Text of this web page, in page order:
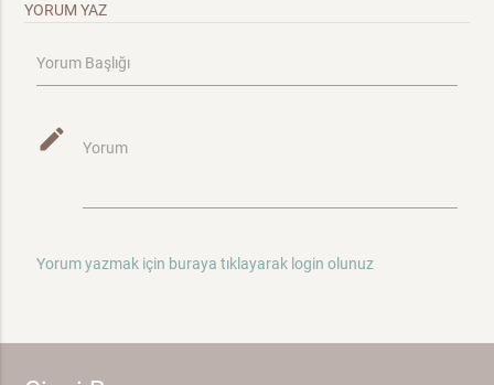
YORUM YAZ
Yorum Başlığı
mode_edit Yorum
Yorum yazmak için buraya tıklayarak login olunuz